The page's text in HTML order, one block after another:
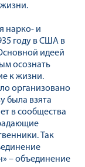
нарко- и
году в США в
идеей
осознать
к жизни.
организовано
была взята
в сообщества
Так
– объединение